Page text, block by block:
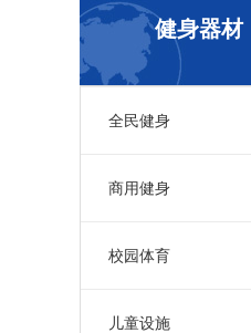
健身器材
全民健身
商用健身
校园体育
儿童设施